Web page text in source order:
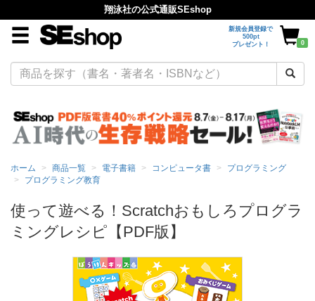
翔泳社の公式通販SEshop
新規会員登録で
500pt
プレゼント！
0
ホーム 商品一覧 電子書籍 コンピュータ書
プログラミング
プログラミング教育
使って遊べる！Scratchおもしろプログラ
ミングレシピ【PDF版】